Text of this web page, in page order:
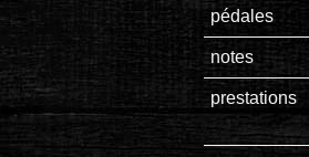
pédales
notes
prestations